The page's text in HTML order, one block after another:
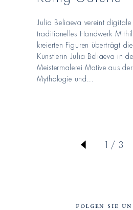
Julia Beliaeva vereint digitale
traditionelles Handwerk
kreierten Figuren überträgt
Künstlerin Julia Beliaeva in
Meistermalerei Motive aus
Mythologie und...
1 / von
3
FOLGEN SIE